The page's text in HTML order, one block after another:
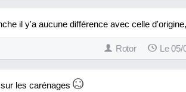
il y'a aucune différence avec celle
Rotor Le 05/
les carénages